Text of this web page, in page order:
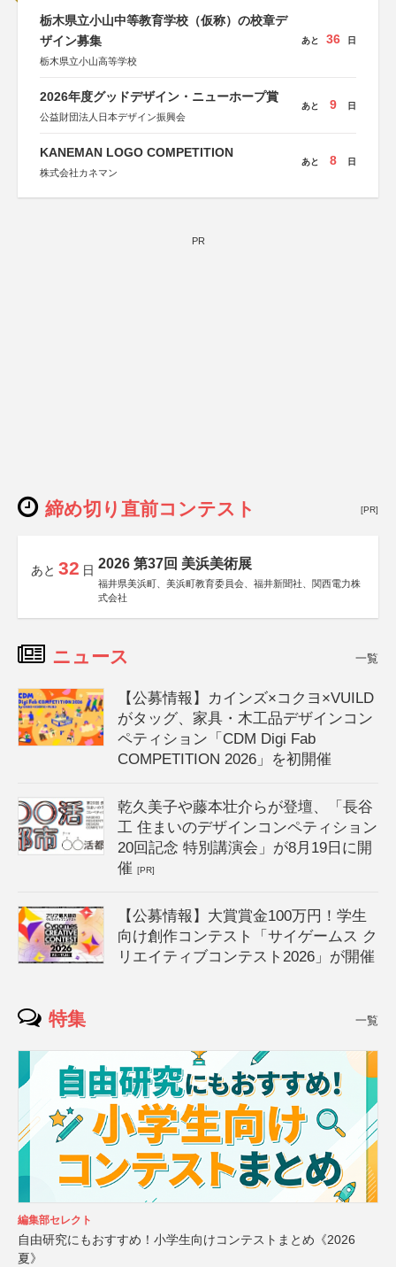
栃木県立小山中等教育学校（仮称）の校章デ
ザイン募集
栃木県立小山高等学校
あと 36 日
2026年度グッドデザイン・ニューホープ賞
公益財団法人日本デザイン振興会
あと 9 日
KANEMAN LOGO COMPETITION
株式会社カネマン
あと 8 日
PR
締め切り直前コンテスト [PR]
あと 32 日 2026 第37回 美浜美術展
福井県美浜町、美浜町教育委員会、福井新聞社、関西電力株
式会社
ニュース 一覧
【公募情報】カインズ×コクヨ×VUILD
がタッグ、家具・木工品デザインコン
ペティション「CDM Digi Fab
COMPETITION 2026」を初開催
乾久美子や藤本壮介らが登壇、「長谷
工 住まいのデザインコンペティション
20回記念 特別講演会」が8月19日に開
催[PR]
【公募情報】大賞賞金100万円！学生
向け創作コンテスト「サイゲームス ク
リエイティブコンテスト2026」が開催
特集 一覧
編集部セレクト
自由研究にもおすすめ！小学生向けコンテストまとめ《2026
夏》